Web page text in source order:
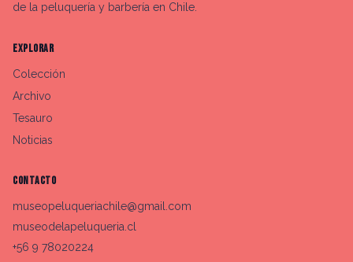
de la peluquería y barbería en Chile.
EXPLORAR
Colección
Archivo
Tesauro
Noticias
CONTACTO
museopeluqueriachile@gmail.com
museodelapeluqueria.cl
+56 9 78020224